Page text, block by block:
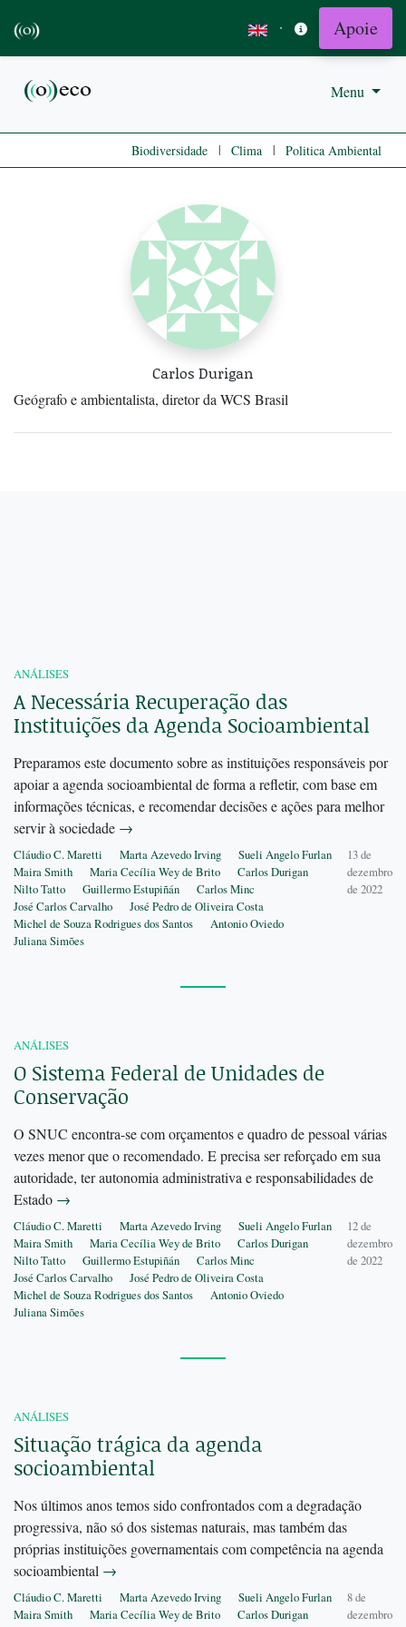
· Apoie
Menu
Biodiversidade | Clima | Politica Ambiental
Carlos Durigan
Geógrafo e ambientalista, diretor da WCS Brasil
ANÁLISES
A Necessária Recuperação das
Instituições da Agenda Socioambiental
Preparamos este documento sobre as instituições responsáveis por
apoiar a agenda socioambiental de forma a refletir, com base em
informações técnicas, e recomendar decisões e ações para melhor
servir à sociedade →
Cláudio C. Maretti Marta Azevedo Irving
Sueli Angelo Furlan
Maira Smith
Maria Cecília Wey de Brito
Carlos Durigan
Nilto Tatto
Guillermo Estupiñán
Carlos Minc
José Carlos Carvalho
José Pedro de Oliveira Costa
Michel de Souza Rodrigues dos Santos
Antonio Oviedo
Juliana Simões
13 de
dezembro
de 2022
ANÁLISES
O Sistema Federal de Unidades de
Conservação
O SNUC encontra-se com orçamentos e quadro de pessoal várias
vezes menor que o recomendado. E precisa ser reforçado em sua
autoridade, ter autonomia administrativa e responsabilidades de
Estado →
Cláudio C. Maretti Marta Azevedo Irving
Sueli Angelo Furlan
Maira Smith
Maria Cecília Wey de Brito
Carlos Durigan
Nilto Tatto
Guillermo Estupiñán
Carlos Minc
José Carlos Carvalho
José Pedro de Oliveira Costa
Michel de Souza Rodrigues dos Santos
Antonio Oviedo
Juliana Simões
12 de
dezembro
de 2022
ANÁLISES
Situação trágica da agenda
socioambiental
Nos últimos anos temos sido confrontados com a degradação
progressiva, não só dos sistemas naturais, mas também das
próprias instituições governamentais com competência na agenda
socioambiental →
Cláudio C. Maretti Marta Azevedo Irving
Sueli Angelo Furlan
Maira Smith
Maria Cecília Wey de Brito
Carlos Durigan
8 de
dezembro